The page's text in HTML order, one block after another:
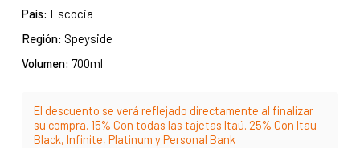
País: Escocia
Región: Speyside
Volumen: 700ml
El descuento se verá reflejado directamente al finalizar
su compra. 15% Con todas las tajetas Itaú. 25% Con Itau
Black, Infinite, Platinum y Personal Bank